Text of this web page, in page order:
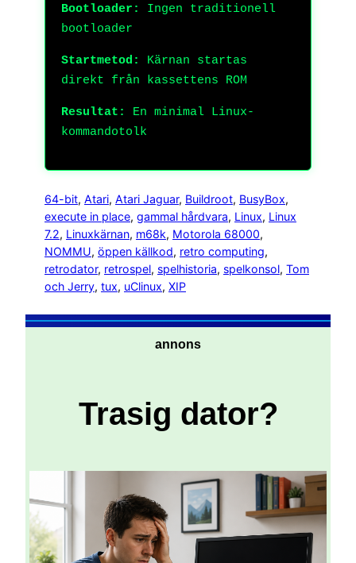
Bootloader:
Ingen traditionell
bootloader
Startmetod:
Kärnan startas
direkt från kassettens ROM
Resultat:
En minimal Linux-
kommandotolk
64-bit, Atari, Atari Jaguar, Buildroot, BusyBox
execute in place, gammal hårdvara, Linux, Linux
7.2, Linuxkärnan, m68k, Motorola 68000
NOMMU, öppen källkod, retro computing
retrodator, retrospel, spelhistoria, spelkonsol, Tom
och Jerry, tux, uClinux, XIP
annons
Trasig dator?